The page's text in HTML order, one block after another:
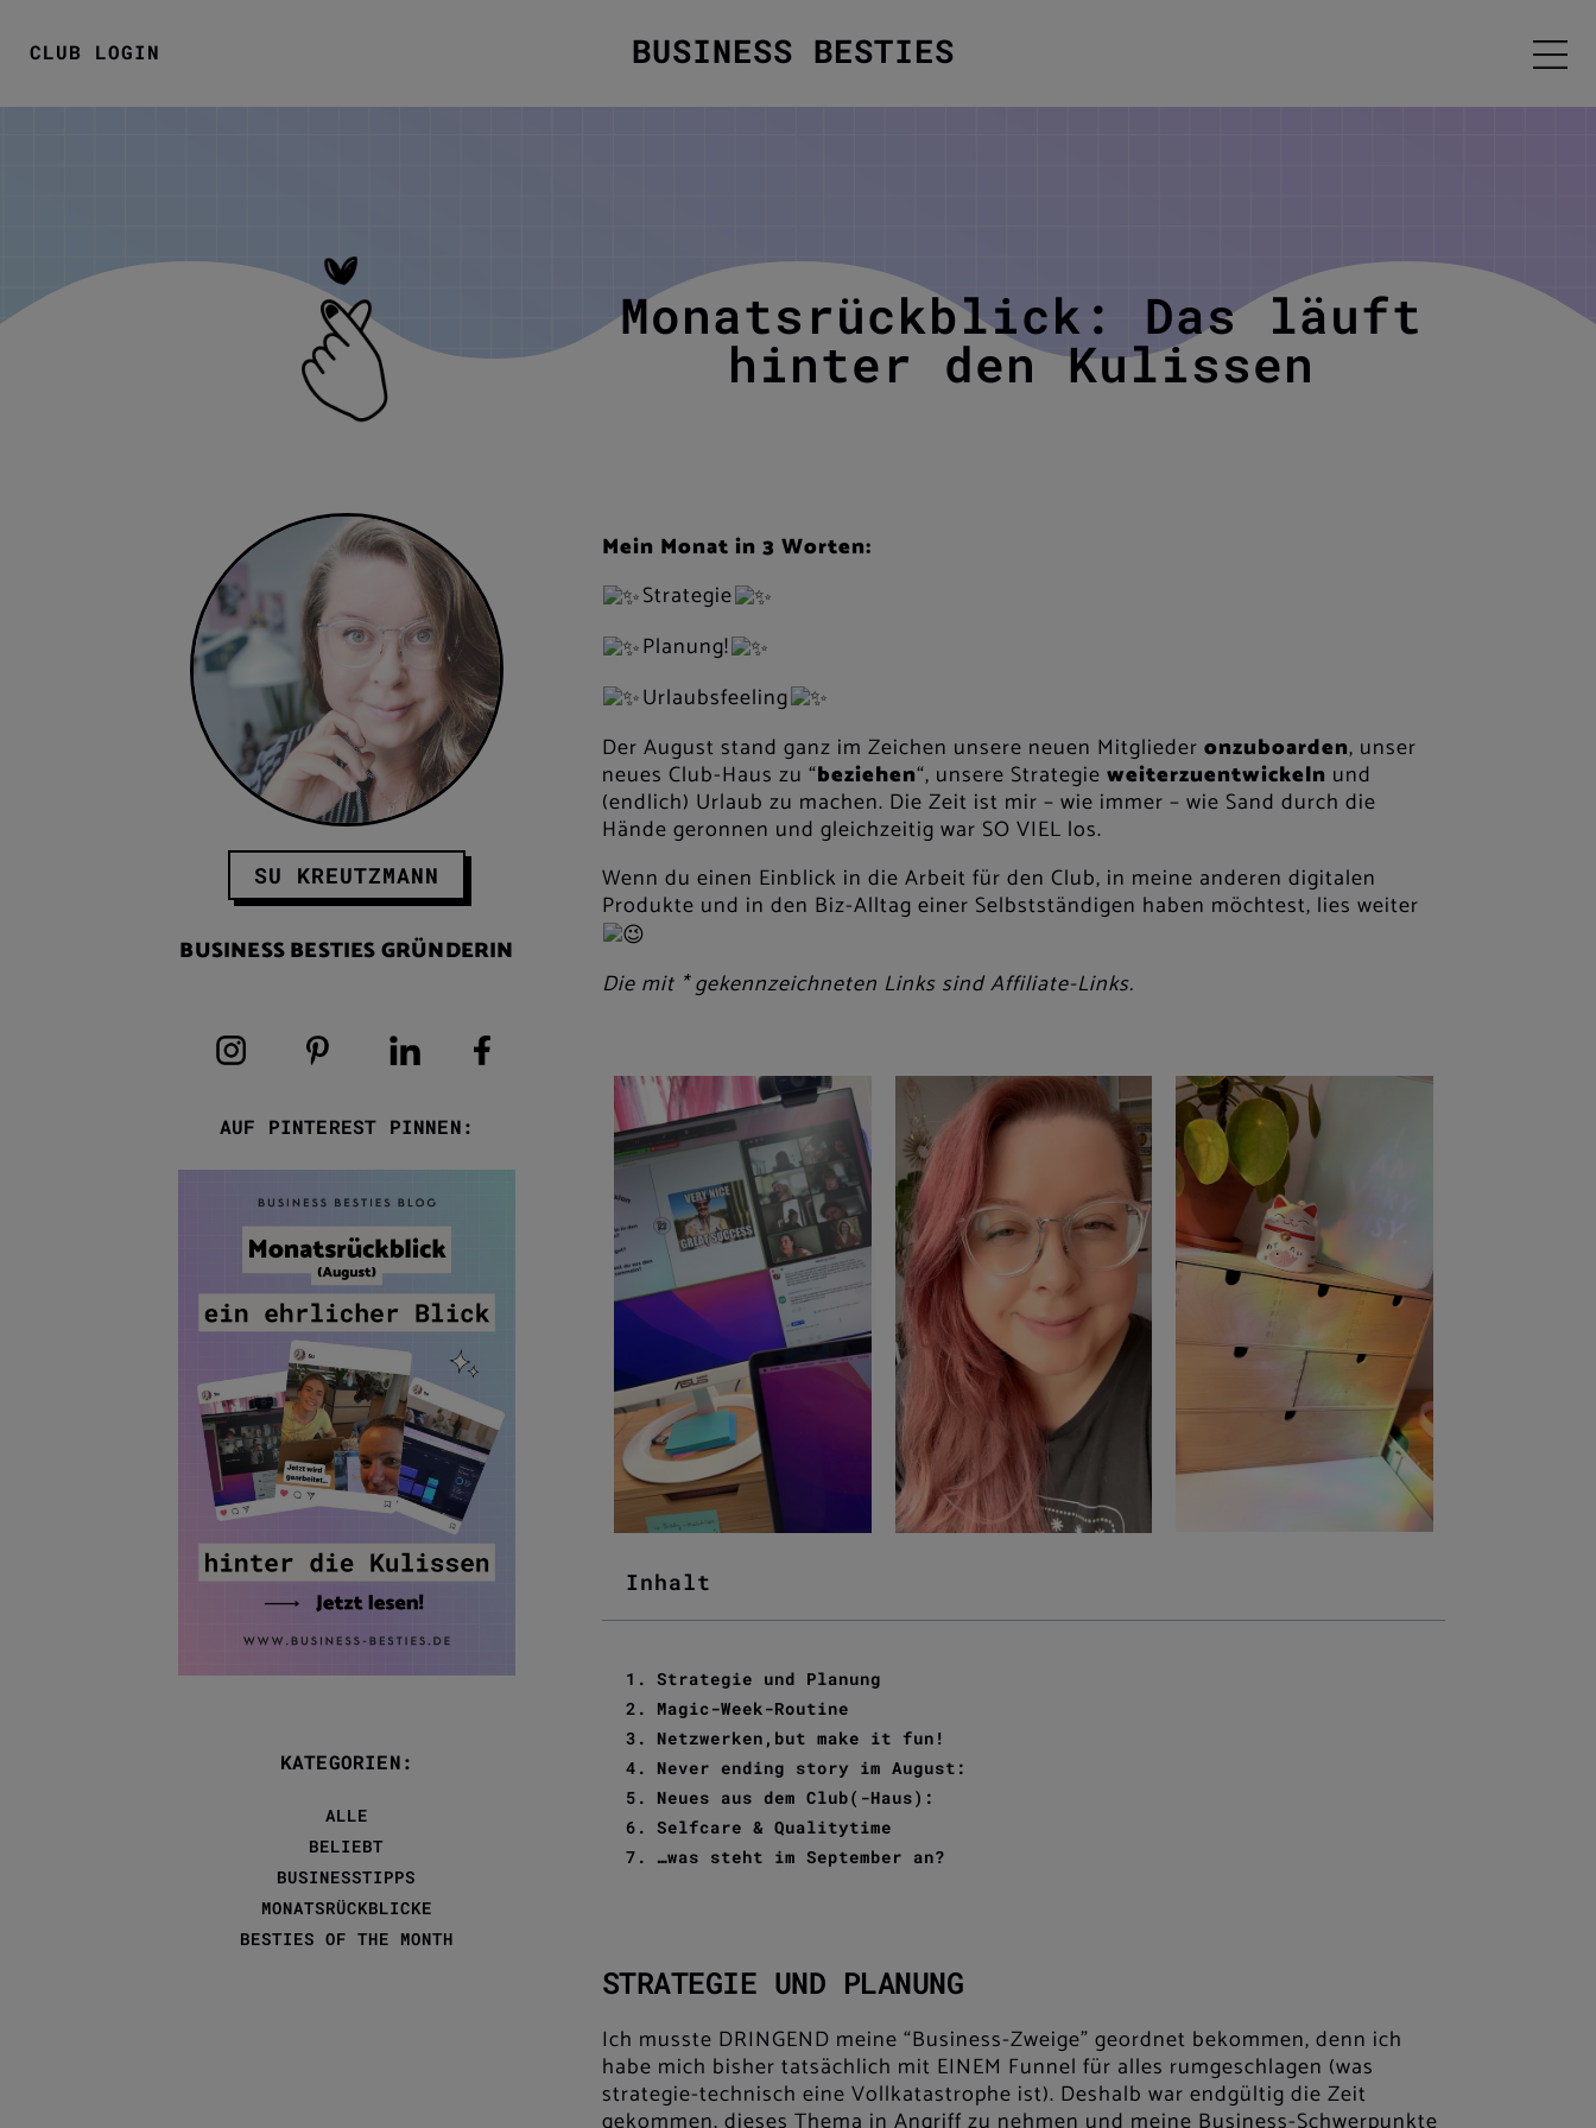
CLUB LOGIN BUSINESS BESTIES
Monatsrückblick: Das läuft
hinter den Kulissen
SU KREUTZMANN
BUSINESS BESTIES GRÜNDERIN
AUF PINTEREST PINNEN:
KATEGORIEN:
ALLE
BELIEBT
BUSINESSTIPPS
MONATSRÜCKBLICKE
BESTIES OF THE MONTH
Mein Monat in 3 Worten:
Strategie
Planung!
Urlaubsfeeling
Der August stand ganz im Zeichen unsere neuen Mitglieder onzuboarden, unser
neues Club-Haus zu “beziehen“, unsere Strategie weiterzuentwickeln und
(endlich) Urlaub zu machen. Die Zeit ist mir – wie immer – wie Sand durch die
Hände geronnen und gleichzeitig war SO VIEL los.
Wenn du einen Einblick in die Arbeit für den Club, in meine anderen digitalen
Produkte und in den Biz-Alltag einer Selbstständigen haben möchtest, lies weiter
Die mit * gekennzeichneten Links sind Affiliate-Links.
Inhalt
Strategie und Planung
Magic-Week-Routine
Netzwerken,but make it fun!
Never ending story im August:
Neues aus dem Club(-Haus):
Selfcare & Qualitytime
…was steht im September an?
STRATEGIE UND PLANUNG
Ich musste DRINGEND meine “Business-Zweige” geordnet bekommen, denn ich
habe mich bisher tatsächlich mit EINEM Funnel für alles rumgeschlagen (was
strategie-technisch eine Vollkatastrophe ist). Deshalb war endgültig die Zeit